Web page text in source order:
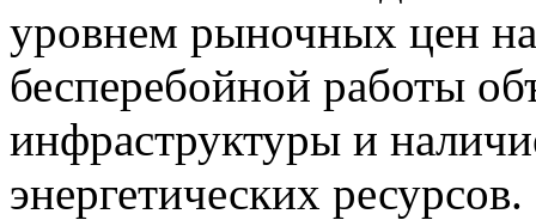
уровнем рыночных цен
бесперебойной работы
инфраструктуры и
энергетических ресурсов.